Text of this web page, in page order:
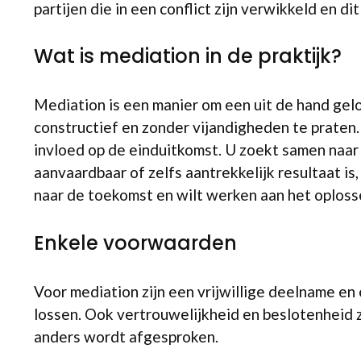
partijen die in een conflict zijn verwikkeld en
Wat is mediation in de praktijk?
Mediation is een manier om een uit de hand
constructief en zonder vijandigheden te
invloed op de einduitkomst. U zoekt samen
aanvaardbaar of zelfs aantrekkelijk resultaat
naar de toekomst en wilt werken aan het
Enkele voorwaarden
Voor mediation zijn een vrijwillige deelname
lossen. Ook vertrouwelijkheid en beslotenheid
anders wordt afgesproken.